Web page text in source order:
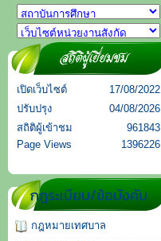
เปิดเว็บไซต์
17/08/2022
ปรับปรุง
04/08/2026
สถิติผู้เข้าชม
961843
Page Views
1396226
กฎระเบียบ/ข้อบังคับ
กฎหมายเทศบาล